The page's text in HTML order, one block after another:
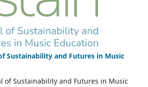
Sustainability and Futures in Music
of Sustainability and Futures in Music